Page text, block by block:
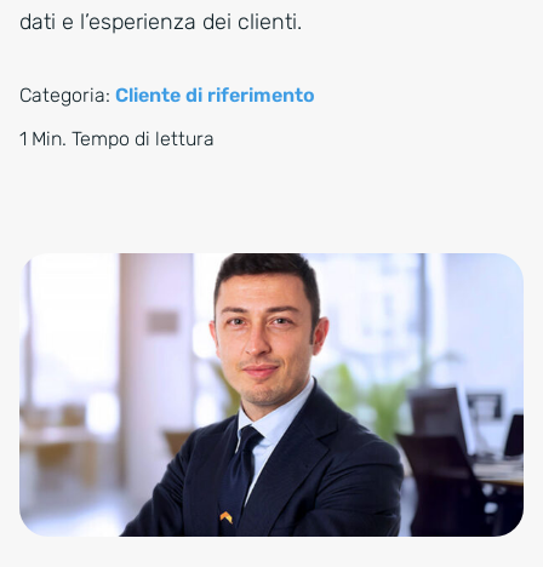
dati e l’esperienza dei clienti.
Categoria: Cliente di riferimento
1 Min. Tempo di lettura